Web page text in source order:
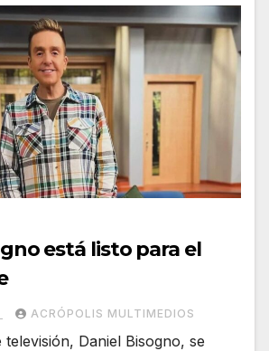
está listo para el
ACRÓPOLIS MULTIMEDIOS
Daniel Bisogno, se